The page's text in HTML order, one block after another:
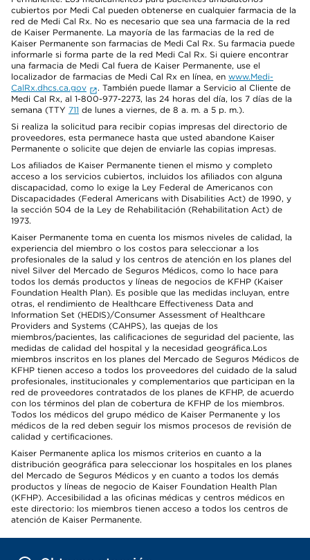
cubiertos por Medi Cal pueden obtenerse en cualquier farmacia de la
red de Medi Cal Rx. No es necesario que sea una farmacia de la red
de Kaiser Permanente. La mayoría de las farmacias de la red de
Kaiser Permanente son farmacias de Medi Cal Rx. Su farmacia puede
informarle si forma parte de la red Medi Cal Rx. Si quiere encontrar
una farmacia de Medi Cal fuera de Kaiser Permanente, use el
localizador de farmacias de Medi Cal Rx en línea, en www.Medi-
CalRx.dhcs.ca.gov
. También puede llamar a Servicio al Cliente de
Medi Cal Rx, al 1-800-977-2273, las 24 horas del día, los 7 días de la
semana (TTY 711 de lunes a viernes, de 8 a. m. a 5 p. m.).
Si realiza la solicitud para recibir copias impresas del directorio de
proveedores, esta permanece hasta que usted abandone Kaiser
Permanente o solicite que dejen de enviarle las copias impresas.
Los afiliados de Kaiser Permanente tienen el mismo y completo
acceso a los servicios cubiertos, incluidos los afiliados con alguna
discapacidad, como lo exige la Ley Federal de Americanos con
Discapacidades (Federal Americans with Disabilities Act) de 1990, y
la sección 504 de la Ley de Rehabilitación (Rehabilitation Act) de
1973.
Kaiser Permanente toma en cuenta los mismos niveles de calidad, la
experiencia del miembro o los costos para seleccionar a los
profesionales de la salud y los centros de atención en los planes del
nivel Silver del Mercado de Seguros Médicos, como lo hace para
todos los demás productos y líneas de negocios de KFHP (Kaiser
Foundation Health Plan). Es posible que las medidas incluyan, entre
otras, el rendimiento de Healthcare Effectiveness Data and
Information Set (HEDIS)/Consumer Assessment of Healthcare
Providers and Systems (CAHPS), las quejas de los
miembros/pacientes, las calificaciones de seguridad del paciente, las
medidas de calidad del hospital y la necesidad geográfica.Los
miembros inscritos en los planes del Mercado de Seguros Médicos de
KFHP tienen acceso a todos los proveedores del cuidado de la salud
profesionales, institucionales y complementarios que participan en la
red de proveedores contratados de los planes de KFHP, de acuerdo
con los términos del plan de cobertura de KFHP de los miembros.
Todos los médicos del grupo médico de Kaiser Permanente y los
médicos de la red deben seguir los mismos procesos de revisión de
calidad y certificaciones.
Kaiser Permanente aplica los mismos criterios en cuanto a la
distribución geográfica para seleccionar los hospitales en los planes
del Mercado de Seguros Médicos y en cuanto a todos los demás
productos y líneas de negocio de Kaiser Foundation Health Plan
(KFHP). Accesibilidad a las oficinas médicas y centros médicos en
este directorio: los miembros tienen acceso a todos los centros de
atención de Kaiser Permanente.